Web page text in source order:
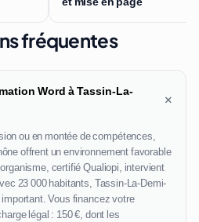
fréquentes
Word à Tassin-La-
+
ou en montée de compétences,
offrent un environnement favorable
certifié Qualiopi, intervient
23 000 habitants, Tassin-La-Demi-
Vous financez votre
légal : 150 €, dont les